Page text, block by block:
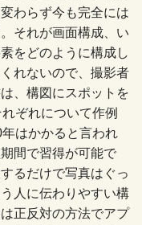
わらず今も完全には
それが画面構成、い
をどのように構成し
れないので、撮影者
、構図にスポットを
ぞれについて作例
はかかると言われ
間で習得が可能で
るだけで写真はぐっ
人に伝わりやすい構
正反対の方法でアプ